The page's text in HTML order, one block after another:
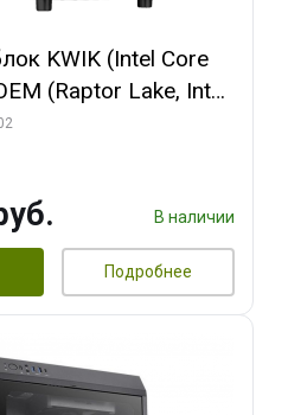
KWIK (Intel Core
(Raptor Lake, Intel
32 ГБ ОЗУ (2
SSD)
В наличии
Подробнее